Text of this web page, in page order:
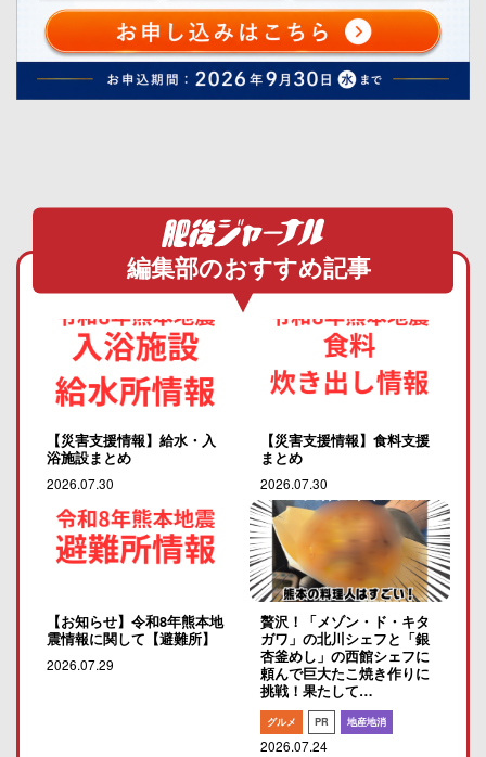
編集部のおすすめ記事
【災害支援情報】給水・入
浴施設まとめ
2026.07.30
【災害支援情報】食料支援
まとめ
2026.07.30
【お知らせ】令和8年熊本地
震情報に関して【避難所】
2026.07.29
贅沢！「メゾン・ド・キタ
ガワ」の北川シェフと「銀
杏釜めし」の西館シェフに
頼んで巨大たこ焼き作りに
挑戦！果たして…
グルメ PR 地産地消
2026.07.24